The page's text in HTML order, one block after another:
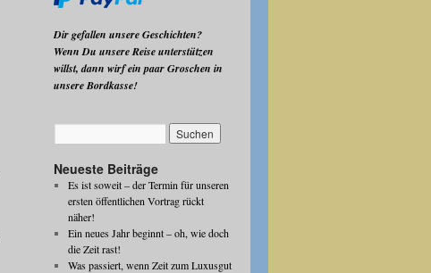
Dir gefallen unsere Geschichten?
Wenn Du unsere Reise unterstützen
willst, dann wirf ein paar Groschen in
unsere Bordkasse!
Neueste Beiträge
Es ist soweit – der Termin für unseren
ersten öffentlichen Vortrag rückt
näher!
Ein neues Jahr beginnt – oh, wie doch
die Zeit rast!
Was passiert, wenn Zeit zum Luxusgut